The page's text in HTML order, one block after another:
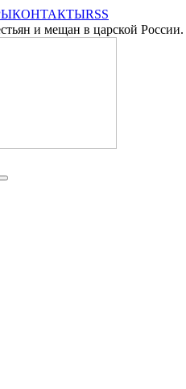
КОНТАКТЫRSS
и мещан в царской России.